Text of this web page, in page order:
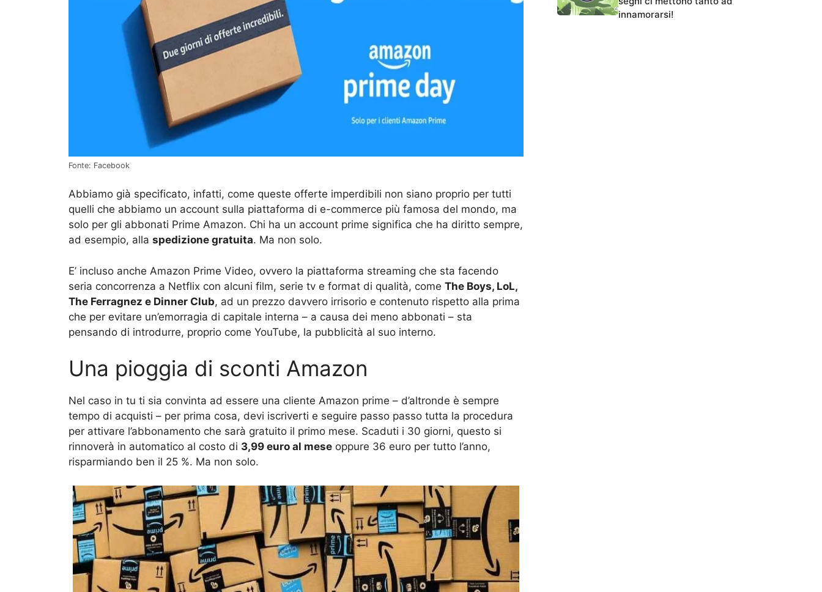
Fonte: Facebook
Abbiamo già specificato, infatti, come queste offerte imperdibili non siano proprio per tutti
quelli che abbiamo un account sulla piattaforma di e-commerce più famosa del mondo, ma
solo per gli abbonati Prime Amazon. Chi ha un account prime significa che ha diritto sempre,
ad esempio, alla spedizione gratuita. Ma non solo.
E’ incluso anche Amazon Prime Video, ovvero la piattaforma streaming che sta facendo
seria concorrenza a Netflix con alcuni film, serie tv e format di qualità, come The Boys, LoL,
The Ferragnez e Dinner Club, ad un prezzo davvero irrisorio e contenuto rispetto alla prima
che per evitare un’emorragia di capitale interna – a causa dei meno abbonati – sta
pensando di introdurre, proprio come YouTube, la pubblicità al suo interno.
Una pioggia di sconti Amazon
Nel caso in tu ti sia convinta ad essere una cliente Amazon prime – d’altronde è sempre
tempo di acquisti – per prima cosa, devi iscriverti e seguire passo passo tutta la procedura
per attivare l’abbonamento che sarà gratuito il primo mese. Scaduti i 30 giorni, questo si
rinnoverà in automatico al costo di 3,99 euro al mese oppure 36 euro per tutto l’anno,
risparmiando ben il 25 %. Ma non solo.
innamorarsi!